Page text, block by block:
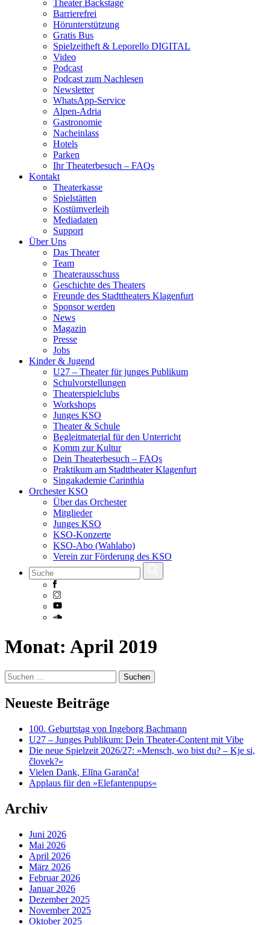
Theater Backstage
Barrierefrei
Hörunterstützung
Gratis Bus
Spielzeitheft & Leporello DIGITAL
Video
Podcast
Podcast zum Nachlesen
Newsletter
WhatsApp-Service
Alpen-Adria
Gastronomie
Nacheinlass
Hotels
Parken
Ihr Theaterbesuch – FAQs
Kontakt
Theaterkasse
Spielstätten
Kostümverleih
Mediadaten
Support
Über Uns
Das Theater
Team
Theaterausschuss
Geschichte des Theaters
Freunde des Stadttheaters Klagenfurt
Sponsor werden
News
Magazin
Presse
Jobs
Kinder & Jugend
U27 – Theater für junges Publikum
Schulvorstellungen
Theaterspielclubs
Workshops
Junges KSO
Theater & Schule
Begleitmaterial für den Unterricht
Komm zur Kultur
Dein Theaterbesuch – FAQs
Praktikum am Stadttheater Klagenfurt
Singakademie Carinthia
Orchester KSO
Über das Orchester
Mitglieder
Junges KSO
KSO-Konzerte
KSO-Abo (Wahlabo)
Verein zur Förderung des KSO
to
Monat: April 2019
Suchen
nach:
Neueste Beiträge
100. Geburtstag von Ingeborg Bachmann
U27 – Junges Publikum: Dein Theater-Content mit Vibe
Die neue Spielzeit 2026/27: »Mensch, wo bist du? – Kje si,
človek?«
Vielen Dank, Elīna Garanča!
Applaus für den »Elefantenpups«
Archiv
Juni 2026
Mai 2026
April 2026
März 2026
Februar 2026
Januar 2026
Dezember 2025
November 2025
Oktober 2025